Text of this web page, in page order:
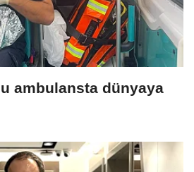
ambulansta dünyaya